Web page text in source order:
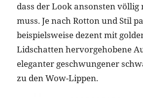
dass der Look ansonsten völlig
muss. Je nach Rotton und Stil
beispielsweise dezent mit
Lidschatten hervorgehobene
eleganter geschwungener
zu den Wow-Lippen.